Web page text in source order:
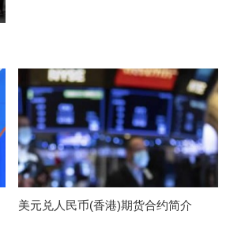
美元兑人民币(香港)期货合约简介